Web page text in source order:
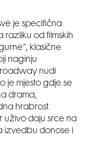
je specifična
razliku od filmskih
klasične
naginju
nudi
je mjesto gdje se
drama,
hrabrost.
uživo daju srce na
izvedbu donose i